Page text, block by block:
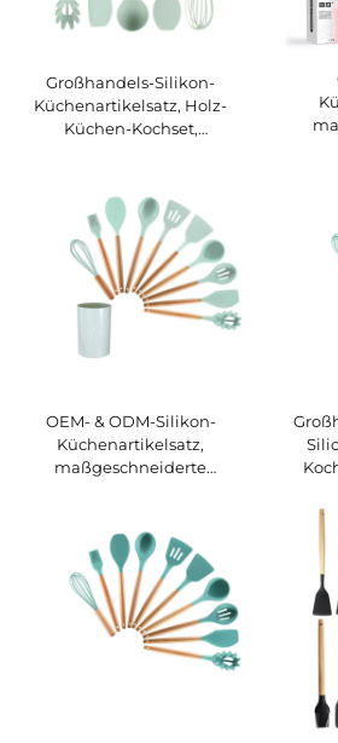
Großhandels-Silikon-
Küchenartikelsatz, Holz-
Küchen-Kochset,
OEM- & ODM-Silikon-
Küchenartikelsatz,
maßgeschneiderte
Küchenartikelsatz,
wiederverwendbar,
umweltfreundlich